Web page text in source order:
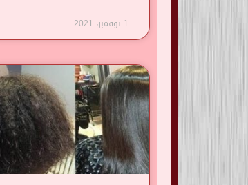
1 نوفمبر، 2021